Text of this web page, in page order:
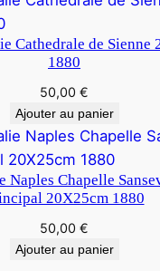
Cathedrale de Sienne
1880
50,00 €
Ajouter au panier
Naples Chapelle
20X25cm 1880
50,00 €
Ajouter au panier